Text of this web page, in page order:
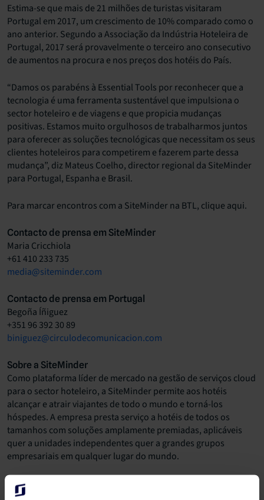
Estima-se que mais de 21 milhões de turistas visitaram
Portugal em 2017, um crescimento de 10% comparado como o
ano anterior. Segundo a Associação da Indústria Hoteleira de
Portugal, 2017 será provavelmente o terceiro ano consecutivo
de aumentos na procura e nos preços dos hotéis do País.
“Damos os parabéns à Essential Tools por reconhecer que a
tecnologia é uma ferramenta sustentável que impulsiona o
sector hoteleiro e de viagens e que propicia mudanças
positivas. Estamos muito orgulhosos de trabalharmos juntos
para oferecer as soluções tecnológicas que necessitam os seus
clientes hoteleiros para competirem e fazerem parte dessa
mudança”, diz Mateus Coelho, director regional da SiteMinder
para Portugal, Espanha e Brasil.
Para marcar encontros com a SiteMinder na BTL, clique aqui.
Contacto de prensa em SiteMinder
Maria Cricchiola
+61 410 233 735
media@siteminder.com
Contacto de prensa em Portugal
Begoña Íñiguez
+351 96 392 30 89
biniguez@circulodecomunicacion.com
Sobre a SiteMinder
Como plataforma líder de mercado na gestão de serviços cloud
para o sector hoteleiro, a SiteMinder permite aos hotéis
alcançar e atrair viajantes de todo o mundo e torná-los
hóspedes. A empresa presta serviço a hotéis de todos os
tamanhos com soluções amplamente premiadas, aplicáveis
quer a unidades independentes quer a grandes grupos
empresariais em qualquer lugar do mundo.
A oferta de produtos da SiteMinder inclui o
Manager